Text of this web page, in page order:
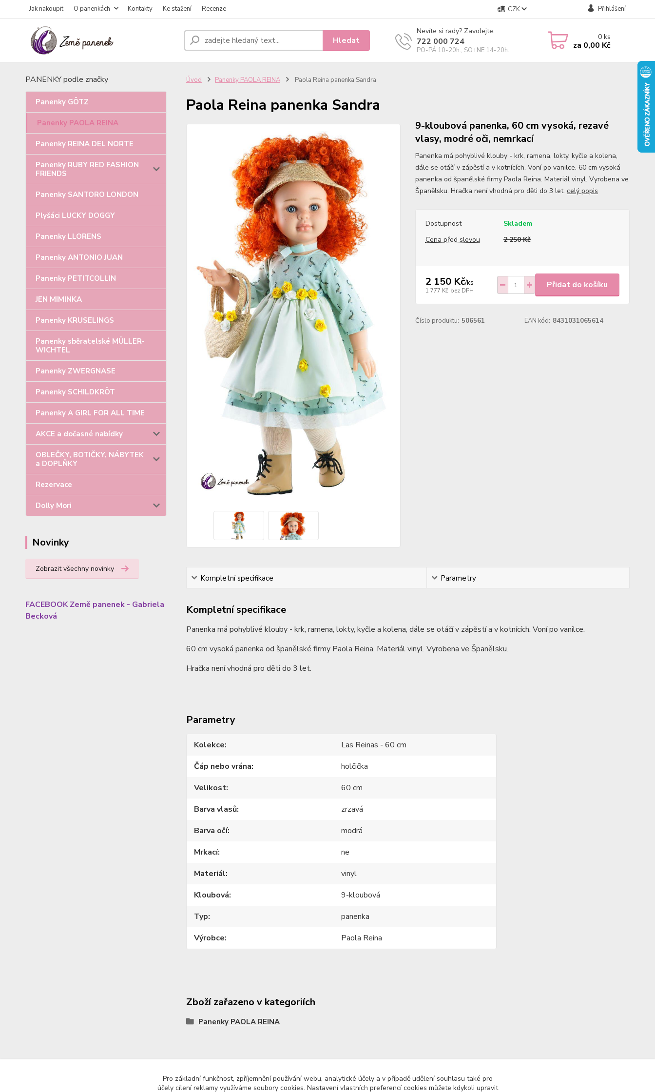
Jak nakoupit O panenkách Kontakty Ke stažení Recenze CZK Přihlášení
Hledat
Nevíte si rady? Zavolejte.
722 000 724
PO-PÁ 10-20h., SO+NE 14-20h.
0ks
za 0,00 Kč
PANENKY podle značky
Panenky GÖTZ
Panenky PAOLA REINA
Panenky REINA DEL NORTE
Panenky RUBY RED FASHION
FRIENDS
Panenky SANTORO LONDON
Plyšáci LUCKY DOGGY
Panenky LLORENS
Panenky ANTONIO JUAN
Panenky PETITCOLLIN
JEN MIMINKA
Panenky KRUSELINGS
Panenky sběratelské MÜLLER-
WICHTEL
Panenky ZWERGNASE
Panenky SCHILDKRÖT
Panenky A GIRL FOR ALL TIME
AKCE a dočasné nabídky
OBLEČKY, BOTIČKY, NÁBYTEK
a DOPLŇKY
Rezervace
Dolly Mori
Novinky
Zobrazit všechny novinky
FACEBOOK Země panenek - Gabriela
Becková
Úvod Panenky PAOLA REINA Paola Reina panenka Sandra
Paola Reina panenka Sandra
9-kloubová panenka, 60 cm vysoká, rezavé
vlasy, modré oči, nemrkací
Panenka má pohyblivé klouby - krk, ramena, lokty, kyčle a kolena,
dále se otáčí v zápěstí a v kotnících. Voní po vanilce. 60 cm vysoká
panenka od španělské firmy Paola Reina. Materiál vinyl. Vyrobena ve
Španělsku. Hračka není vhodná pro děti do 3 let. celý popis
Dostupnost
Skladem
Cena před slevou
2 250 Kč
2 150 Kč/ks
1 777 Kč bez DPH
Přidat do košíku
Číslo produktu: 506561 EAN kód: 8431031065614
Kompletní specifikace Parametry
Kompletní specifikace
Panenka má pohyblivé klouby - krk, ramena, lokty, kyčle a kolena, dále se otáčí v zápěstí a v kotnících. Voní po vanilce.
60 cm vysoká panenka od španělské firmy Paola Reina. Materiál vinyl. Vyrobena ve Španělsku.
Hračka není vhodná pro děti do 3 let.
Parametry
Kolekce
Las Reinas - 60 cm
Čáp nebo vrána
holčička
Velikost
60 cm
Barva vlasů
zrzavá
Barva očí
modrá
Mrkací
ne
Materiál
vinyl
Kloubová
9-kloubová
Typ
panenka
Výrobce
Paola Reina
Zboží zařazeno v kategoriích
Panenky PAOLA REINA
Pro základní funkčnost, zpříjemnění používání webu, analytické účely a v případě udělení souhlasu také pro
účely cílení reklamy využíváme soubory cookies. Nastavení vlastních preferencí cookies můžete kdykoli upravit